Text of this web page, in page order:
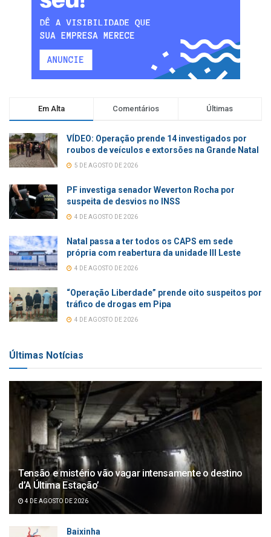
Em Alta Comentários Últimas
VÍDEO: Operação prende 14 investigados por
roubos de veículos e extorsões na Grande Natal
5 DE AGOSTO DE 2026
PF investiga senador Weverton Rocha por
suspeita de desvios no INSS
4 DE AGOSTO DE 2026
Natal passa a ter todos os CAPS em sede
própria com reabertura da unidade III Leste
4 DE AGOSTO DE 2026
“Operação Liberdade” prende oito suspeitos por
tráfico de drogas em Pipa
4 DE AGOSTO DE 2026
Últimas Notícias
Tensão e mistério vão vagar intensamente o destino
d’A Última Estação’
4 DE AGOSTO DE 2026
Baixinha